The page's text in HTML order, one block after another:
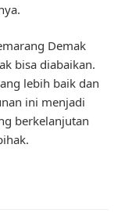
Demak
bisa diabaikan.
lebih baik dan
ini menjadi
berkelanjutan